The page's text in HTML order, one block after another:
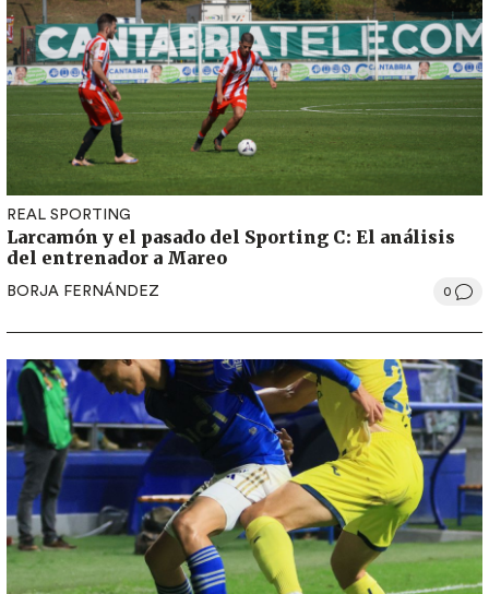
REAL SPORTING
Larcamón y el pasado del Sporting C: El análisis
del entrenador a Mareo
BORJA FERNÁNDEZ 0